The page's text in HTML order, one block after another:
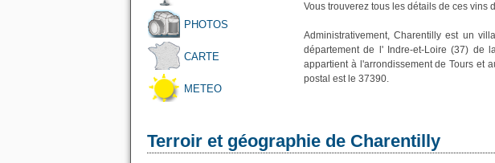
PHOTOS
CARTE
METEO
Vous trouverez tous les détails de ces vins
Administrativement, Charentilly est un
département de l' Indre-et-Loire (37) de
appartient à l'arrondissement de Tours et
postal est le 37390.
Terroir et géographie de Charentilly